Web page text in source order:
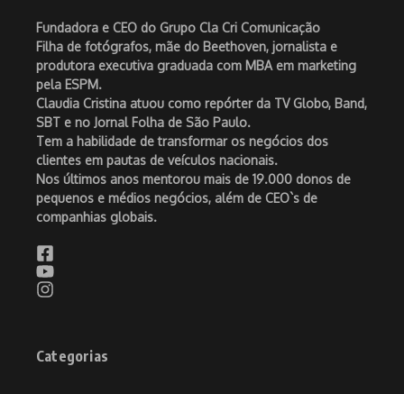
Fundadora e CEO do Grupo Cla Cri Comunicação
Filha de fotógrafos, mãe do Beethoven, jornalista e
produtora executiva graduada com MBA em marketing
pela ESPM.
Claudia Cristina atuou como repórter da TV Globo, Band,
SBT e no Jornal Folha de São Paulo.
Tem a habilidade de transformar os negócios dos
clientes em pautas de veículos nacionais.
Nos últimos anos mentorou mais de 19.000 donos de
pequenos e médios negócios, além de CEO`s de
companhias globais.
Categorias